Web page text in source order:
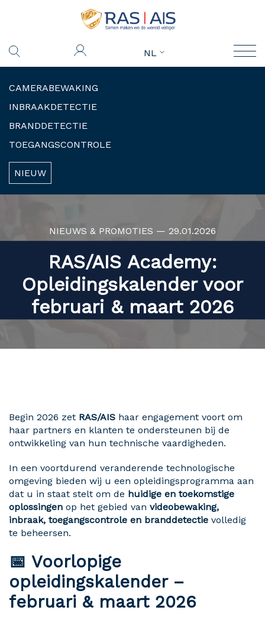
NL
CAMERABEWAKING
INBRAAKDETECTIE
BRANDDETECTIE
TOEGANGSCONTROLE
NIEUW
NIEUWS & PROMOTIES — 29.01.2026
RAS/AIS Academy:
Opleidingskalender voor
februari & maart 2026
Begin 2026 zet RAS/AIS haar engagement voort om
haar partners en klanten te ondersteunen bij de
ontwikkeling van hun technische vaardigheden.
In een voortdurend veranderende technologische
omgeving bieden wij u een opleidingsprogramma aan
dat u in staat stelt om de huidige en toekomstige
oplossingen op het gebied van videobewaking,
inbraak, toegangscontrole en branddetectie volledig
te beheersen.
📅 Voorlopige
opleidingskalender –
februari & maart 2026